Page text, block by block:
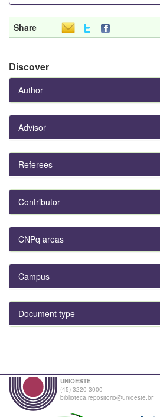
Share
Discover
Author
Advisor
Referees
Contributor
CNPq areas
Campus
Document type
UNIOESTE
(45) 3220-3000
biblioteca.repositorio@unioeste.br